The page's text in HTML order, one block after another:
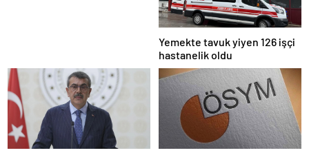
Yemekte tavuk yiyen 126 işçi
hastanelik oldu